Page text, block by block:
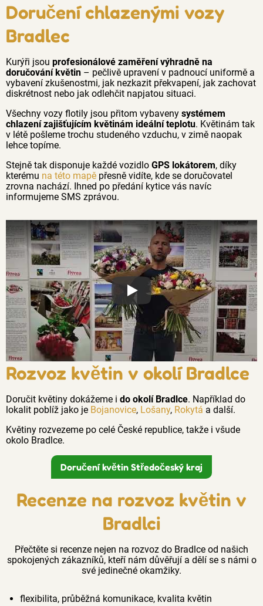
Doručení chlazenými vozy
Bradlec
Kurýři jsou profesionálové zaměření výhradně na
doručování květin – pečlivě upravení v padnoucí uniformě a
vybavení zkušenostmi, jak nezkazit překvapení, jak zachovat
diskrétnost nebo jak odlehčit napjatou situaci.
Všechny vozy flotily jsou přitom vybaveny systémem
chlazení zajišťujícím květinám ideální teplotu. Květinám tak
v létě pošleme trochu studeného vzduchu, v zimě naopak
lehce topíme.
Stejně tak disponuje každé vozidlo GPS lokátorem, díky
kterému na této mapě přesně vidíte, kde se doručovatel
zrovna nachází. Ihned po předání kytice vás navíc
informujeme SMS zprávou.
Proč jsou květiny z Florea tak
Rozvoz květin v okolí Bradlce
Doručit květiny dokážeme i do okolí Bradlce. Například do
lokalit poblíž jako je Bojanovice, Lošany, Rokytá a další.
Květiny rozvezeme po celé České republice, takže i všude
okolo Bradlce.
Doručení květin Středočeský kraj
Recenze na rozvoz květin v
Bradlci
Přečtěte si recenze nejen na rozvoz do Bradlce od našich
spokojených zákazníků, kteří nám důvěřují a dělí se s námi o
své jedinečné okamžiky.
flexibilita, průběžná komunikace, kvalita květin